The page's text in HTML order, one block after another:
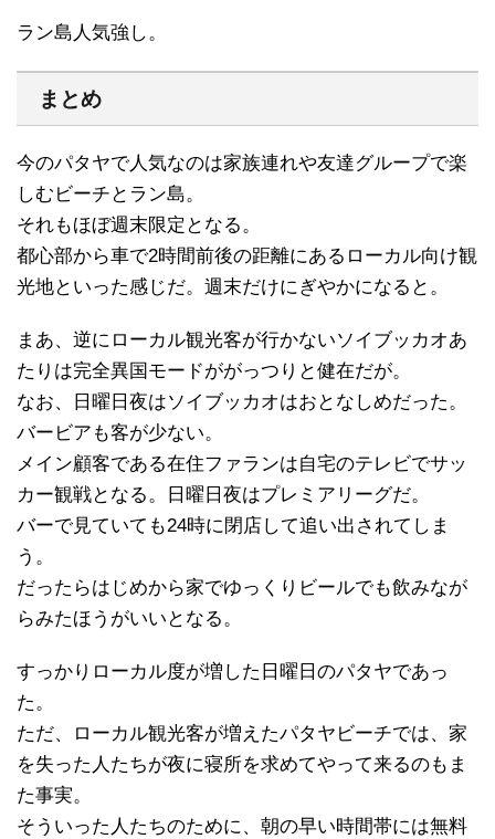
ラン島人気強し。
まとめ
今のパタヤで人気なのは家族連れや友達グループで楽
しむビーチとラン島。
それもほぼ週末限定となる。
都心部から車で2時間前後の距離にあるローカル向け観
光地といった感じだ。週末だけにぎやかになると。
まあ、逆にローカル観光客が行かないソイブッカオあ
たりは完全異国モードががっつりと健在だが。
なお、日曜日夜はソイブッカオはおとなしめだった。
バービアも客が少ない。
メイン顧客である在住ファランは自宅のテレビでサッ
カー観戦となる。日曜日夜はプレミアリーグだ。
バーで見ていても24時に閉店して追い出されてしま
う。
だったらはじめから家でゆっくりビールでも飲みなが
らみたほうがいいとなる。
すっかりローカル度が増した日曜日のパタヤであっ
た。
ただ、ローカル観光客が増えたパタヤビーチでは、家
を失った人たちが夜に寝所を求めてやって来るのもま
た事実。
そういった人たちのために、朝の早い時間帯には無料